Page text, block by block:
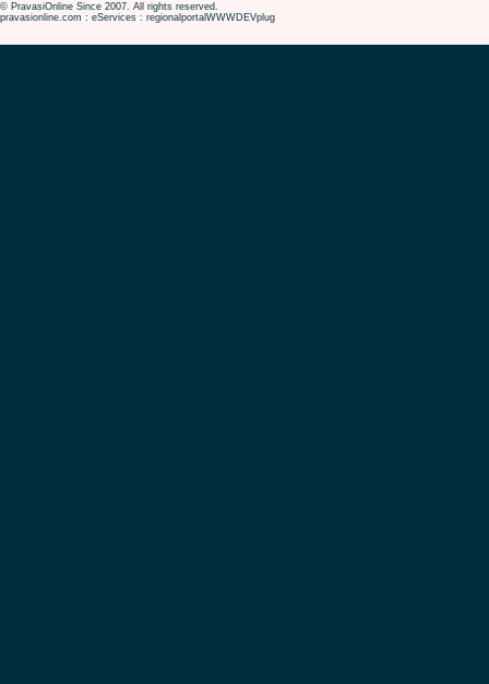
© PravasiOnline Since 2007. All rights reserved.
pravasionline.com : eServices : regionalportalWWWDEVplug